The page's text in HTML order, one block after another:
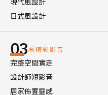
日式風設計
03看精彩影音
完整空間實走
設計師短影音
居家佈置靈感